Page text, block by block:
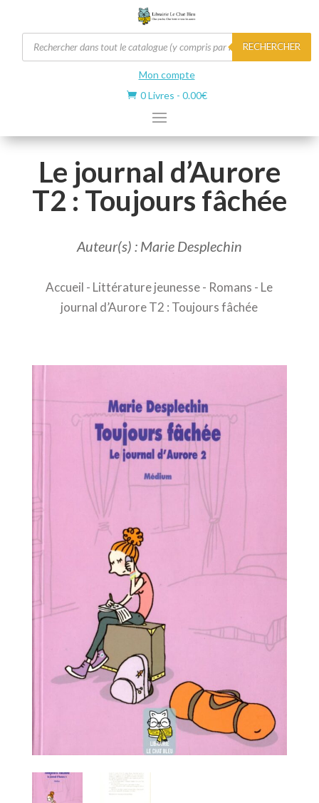
Recherche
de
produits
RECHERCHER
Mon compte
 0 Livres - 0.00€
Le journal d’Aurore
T2 : Toujours fâchée
Auteur(s) : Marie Desplechin
Accueil - Littérature jeunesse- Romans - Le
journal d’Aurore T2 : Toujours fâchée